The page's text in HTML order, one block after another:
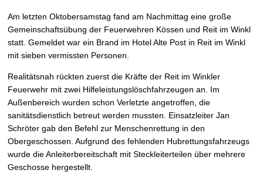
Am letzten Oktobersamstag fand am Nachmittag eine große
Gemeinschaftsübung der Feuerwehren Kössen und Reit im Winkl
statt. Gemeldet war ein Brand im Hotel Alte Post in Reit im Winkl
mit sieben vermissten Personen.
Realitätsnah rückten zuerst die Kräfte der Reit im Winkler
Feuerwehr mit zwei Hilfeleistungslöschfahrzeugen an. Im
Außenbereich wurden schon Verletzte angetroffen, die
sanitätsdienstlich betreut werden mussten. Einsatzleiter Jan
Schröter gab den Befehl zur Menschenrettung in den
Obergeschossen. Aufgrund des fehlenden Hubrettungsfahrzeugs
wurde die Anleiterbereitschaft mit Steckleiterteilen über mehrere
Geschosse hergestellt.